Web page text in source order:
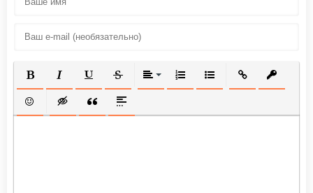
ПОЛУЖИРНЫЙ
КУРСИВПОДЧЕРКНУТЫЙ
ЗАЧЕРКНУТЫЙВЫРАВНИВАНИЕ
НУМЕРОВАННЫЙ СПИСОК
МАРКИРОВАННЫЙ
ВСТАВИТЬ
ВСТАВИТЬ СМАЙЛИК
ВСТАВКА СКРЫТОГО ТЕКСТА
ВСТАВКА ЦИТАТЫ
ВСТАВКА СПОЙЛЕРА